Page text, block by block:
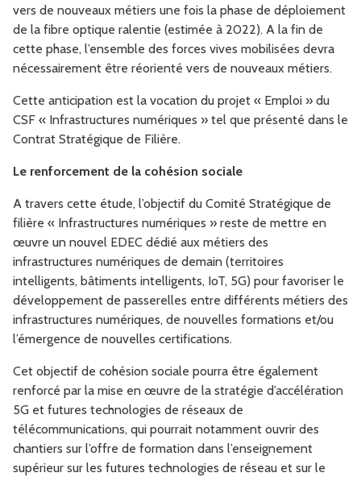
vers de nouveaux métiers une fois la phase de déploiement
de la fibre optique ralentie (estimée à 2022). A la fin de
cette phase, l’ensemble des forces vives mobilisées devra
nécessairement être réorienté vers de nouveaux métiers.
Cette anticipation est la vocation du projet « Emploi » du
CSF « Infrastructures numériques » tel que présenté dans le
Contrat Stratégique de Filière.
Le renforcement de la cohésion sociale
A travers cette étude, l’objectif du Comité Stratégique de
filière « Infrastructures numériques » reste de mettre en
œuvre un nouvel EDEC dédié aux métiers des
infrastructures numériques de demain (territoires
intelligents, bâtiments intelligents, IoT, 5G) pour favoriser le
développement de passerelles entre différents métiers des
infrastructures numériques, de nouvelles formations et/ou
l’émergence de nouvelles certifications.
Cet objectif de cohésion sociale pourra être également
renforcé par la mise en œuvre de la stratégie d’accélération
5G et futures technologies de réseaux de
télécommunications, qui pourrait notamment ouvrir des
chantiers sur l’offre de formation dans l’enseignement
supérieur sur les futures technologies de réseau et sur le